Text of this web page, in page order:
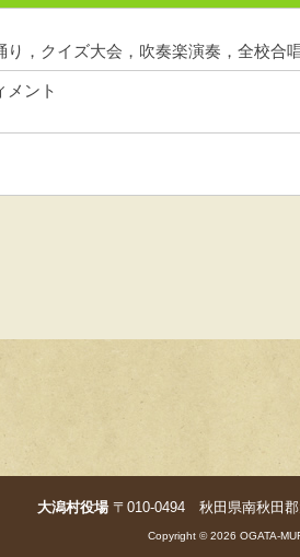
，クイズ大会，吹奏楽演奏，全校合
ント
大潟村役場〒010-0494 秋田県南秋田
Copyright © 2026 OGATA-